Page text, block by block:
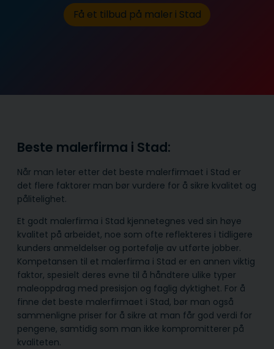
Få et tilbud på maler i Stad
Beste malerfirma i Stad:
Når man leter etter det beste malerfirmaet i Stad er
det flere faktorer man bør vurdere for å sikre kvalitet og
pålitelighet.
Et godt malerfirma i Stad kjennetegnes ved sin høye
kvalitet på arbeidet, noe som ofte reflekteres i tidligere
kunders anmeldelser og portefølje av utførte jobber.
Kompetansen til et malerfirma i Stad er en annen viktig
faktor, spesielt deres evne til å håndtere ulike typer
maleoppdrag med presisjon og faglig dyktighet. For å
finne det beste malerfirmaet i Stad, bør man også
sammenligne priser for å sikre at man får god verdi for
pengene, samtidig som man ikke kompromitterer på
kvaliteten.